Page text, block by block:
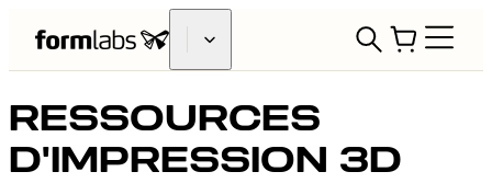
RESSOURCES
D'IMPRESSION 3D